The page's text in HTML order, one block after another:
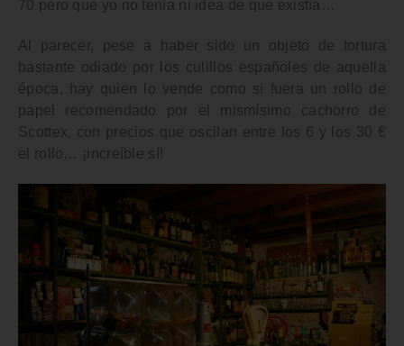
70 pero que yo no tenía ni idea de que existía…
Al parecer, pese a haber sido un objeto de tortura
bastante odiado por los culillos españoles de aquella
época, hay quien lo vende como si fuera un rollo de
papel recomendado por el mismísimo cachorro de
Scottex, con precios que oscilan entre los 6 y los 30 €
el rollo… ¡increíble sí!